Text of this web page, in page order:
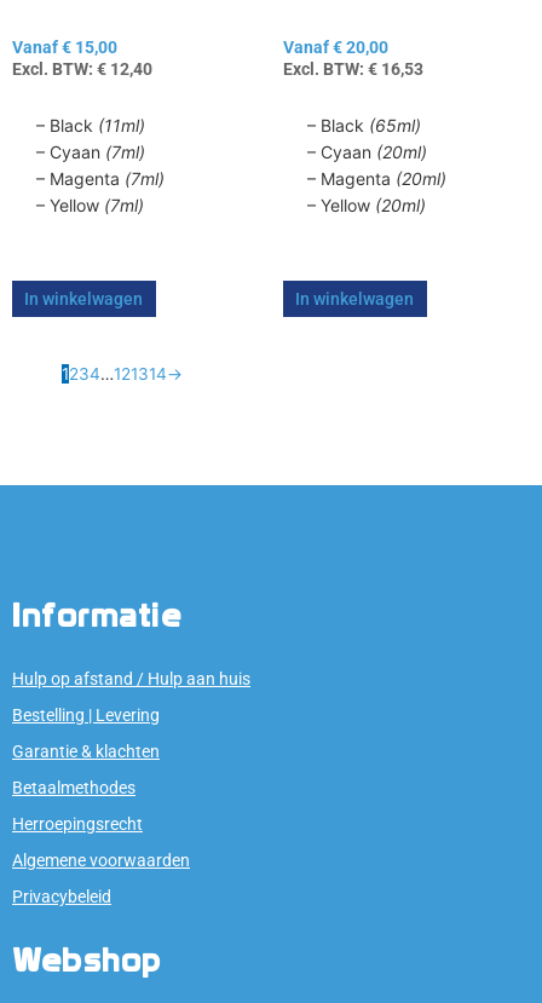
Vanaf€ 15,00
Excl. BTW: € 12,40
– Black (11ml)
– Cyaan (7ml)
– Magenta (7ml)
– Yellow (7ml)
In winkelwagen
productpagina
Vanaf€20,00
Excl. BTW: € 16,53
– Black (65ml)
– Cyaan (20ml)
– Magenta (20ml)
– Yellow (20ml)
In winkelwagen
productpagina
1234…121314→
Informatie
Hulp op afstand / Hulp aan huis
Bestelling | Levering
Garantie & klachten
Betaalmethodes
Herroepingsrecht
Algemene voorwaarden
Privacybeleid
Webshop